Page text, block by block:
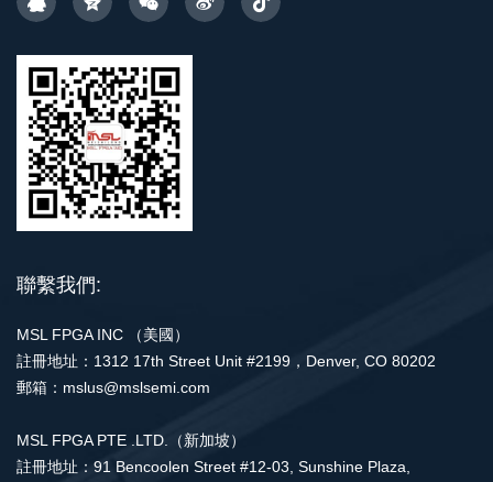
聯繫我們:
MSL FPGA INC （美國）
註冊地址：1312 17th Street Unit #2199，Denver, CO 80202
郵箱：mslus@mslsemi.com
MSL FPGA PTE .LTD.（新加坡）
註冊地址：91 Bencoolen Street #12-03, Sunshine Plaza,